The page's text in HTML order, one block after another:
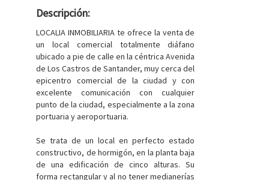
Descripción:
LOCALIA INMOBILIARIA te ofrece la venta de
un local comercial totalmente diáfano
ubicado a pie de calle en la céntrica Avenida
de Los Castros de Santander, muy cerca del
epicentro comercial de la ciudad y con
excelente comunicación con cualquier
punto de la ciudad, especialmente a la zona
portuaria y aeroportuaria.
Se trata de un local en perfecto estado
constructivo, de hormigón, en la planta baja
de una edificación de cinco alturas. Su
forma rectangular y al no tener medianerías